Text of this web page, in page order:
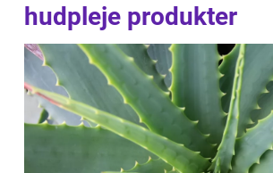
hudpleje produkter